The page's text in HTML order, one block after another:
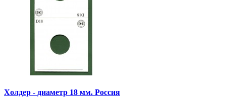
Холдер - диаметр 18 мм. Россия